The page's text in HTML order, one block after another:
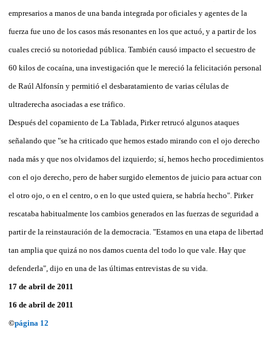
empresarios a manos de una banda integrada por oficiales y agentes de la
fuerza fue uno de los casos más resonantes en los que actuó, y a partir de los
cuales creció su notoriedad pública. También causó impacto el secuestro de
60 kilos de cocaína, una investigación que le mereció la felicitación personal
de Raúl Alfonsín y permitió el desbaratamiento de varias células de
ultraderecha asociadas a ese tráfico.
Después del copamiento de La Tablada, Pirker retrucó algunos ataques
señalando que "se ha criticado que hemos estado mirando con el ojo derecho
nada más y que nos olvidamos del izquierdo; sí, hemos hecho procedimientos
con el ojo derecho, pero de haber surgido elementos de juicio para actuar con
el otro ojo, o en el centro, o en lo que usted quiera, se habría hecho". Pirker
rescataba habitualmente los cambios generados en las fuerzas de seguridad a
partir de la reinstauración de la democracia. "Estamos en una etapa de libertad
tan amplia que quizá no nos damos cuenta del todo lo que vale. Hay que
defenderla", dijo en una de las últimas entrevistas de su vida.
17 de abril de 2011
16 de abril de 2011
©página 12